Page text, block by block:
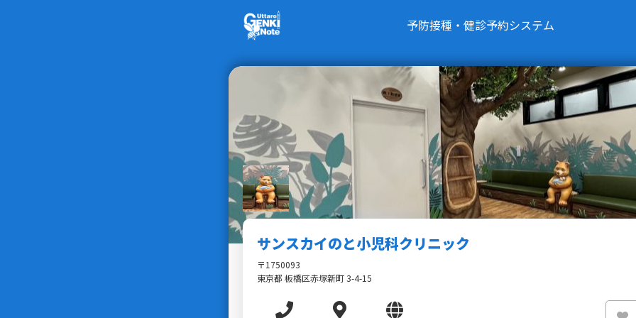
予防接種・健診予約システム
サンスカイのと小児科クリニック
〒1750093
東京都 板橋区赤塚新町 3-4-15